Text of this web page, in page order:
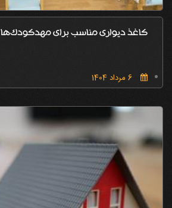
کاغذ دیواری مناسب برای مهدکودک‌ها